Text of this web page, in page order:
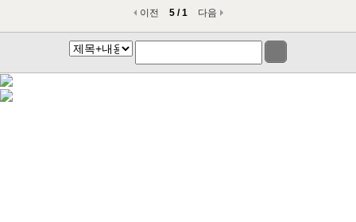
이전 5 / 1 다음